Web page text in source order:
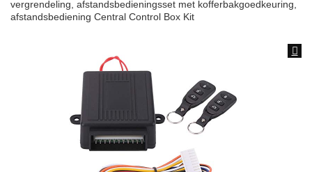
vergrendeling, afstandsbedieningsset met kofferbakgoedkeuring,
afstandsbediening Central Control Box Kit